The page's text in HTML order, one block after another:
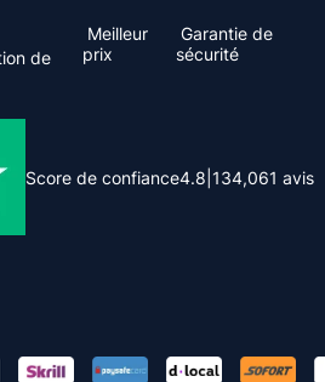
de
Meilleur
prix
Garantie de
sécurité
Score de confiance4.8 134,061 avis